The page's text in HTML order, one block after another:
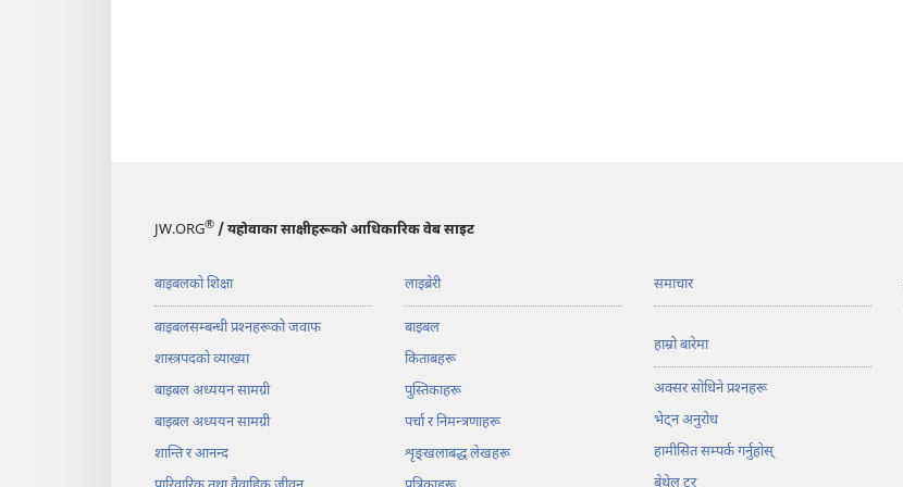
JW.ORG® / यहोवाका साक्षीहरूको आधिकारिक वेब साइट
बाइबलको शिक्षा
बाइबलसम्बन्धी प्रश्‍नहरूको जवाफ
शास्त्रपदको व्याख्या
बाइबल अध्ययन सामग्री
बाइबल अध्ययन सामग्री
शान्ति र आनन्द
लाइब्रेरी
बाइबल
किताबहरू
पुस्तिकाहरू
पर्चा र निमन्त्रणाहरू
शृङ्‌खलाबद्ध लेखहरू
समाचार
हाम्रो बारेमा
अक्सर सोधिने प्रश्‍नहरू
भेट्‌न अनुरोध
हामीसित सम्पर्क गर्नुहोस्‌